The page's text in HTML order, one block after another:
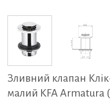
Зливний клапан
малий KFA Armatura